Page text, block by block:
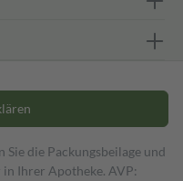
die Packungsbeilage und
Ihrer Apotheke. AVP: